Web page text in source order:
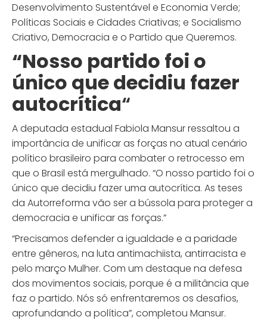
Desenvolvimento Sustentável e Economia Verde;
Políticas Sociais e Cidades Criativas; e Socialismo
Criativo, Democracia e o Partido que Queremos.
“Nosso partido foi o
único que decidiu fazer
autocrítica“
A deputada estadual Fabiola Mansur ressaltou a
importância de unificar as forças no atual cenário
político brasileiro para combater o retrocesso em
que o Brasil está mergulhado. “O nosso partido foi o
único que decidiu fazer uma autocrítica. As teses
da Autorreforma vão ser a bússola para proteger a
democracia e unificar as forças.”
“Precisamos defender a igualdade e a paridade
entre gêneros, na luta antimachiista, antirracista e
pelo março Mulher. Com um destaque na defesa
dos movimentos sociais, porque é a militância que
faz o partido. Nós só enfrentaremos os desafios,
aprofundando a política”, completou Mansur.